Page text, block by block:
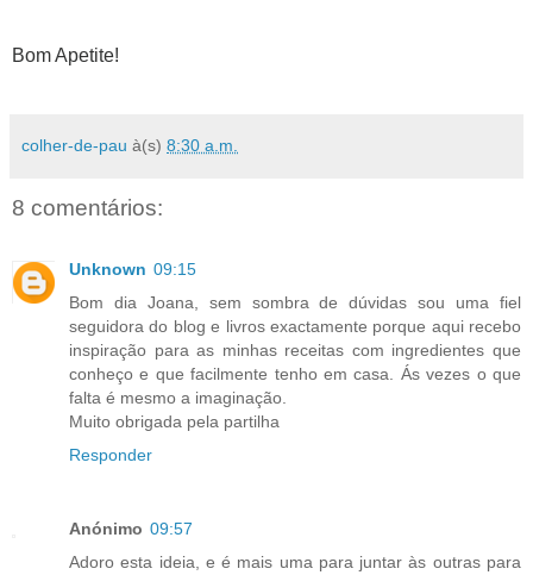
Bom Apetite!
colher-de-pau à(s) 8:30 a.m.
8 comentários:
Unknown 09:15
Bom dia Joana, sem sombra de dúvidas sou uma fiel
seguidora do blog e livros exactamente porque aqui recebo
inspiração para as minhas receitas com ingredientes que
conheço e que facilmente tenho em casa. Ás vezes o que
falta é mesmo a imaginação.
Muito obrigada pela partilha
Responder
Anónimo 09:57
Adoro esta ideia, e é mais uma para juntar às outras para